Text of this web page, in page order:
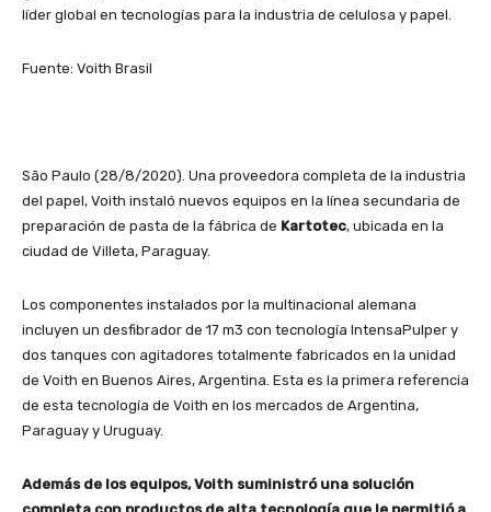
líder global en tecnologías para la industria de celulosa y papel.
Fuente: Voith Brasil
São Paulo (28/8/2020). Una proveedora completa de la industria
del papel, Voith instaló nuevos equipos en la línea secundaria de
preparación de pasta de la fábrica de Kartotec, ubicada en la
ciudad de Villeta, Paraguay.
Los componentes instalados por la multinacional alemana
incluyen un desfibrador de 17 m3 con tecnología IntensaPulper y
dos tanques con agitadores totalmente fabricados en la unidad
de Voith en Buenos Aires, Argentina. Esta es la primera referencia
de esta tecnología de Voith en los mercados de Argentina,
Paraguay y Uruguay.
Además de los equipos, Voith suministró una solución